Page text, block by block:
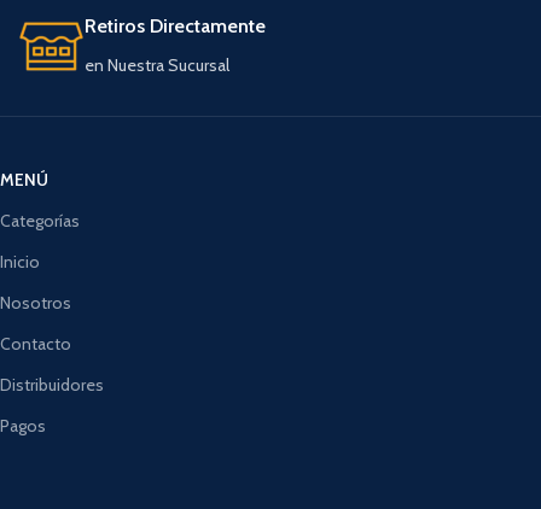
Retiros Directamente
en Nuestra Sucursal
MENÚ
Categorías
Inicio
Nosotros
Contacto
Distribuidores
Pagos